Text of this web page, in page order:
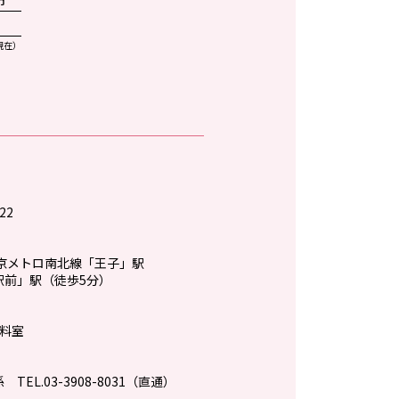
）
メトロ南北線「王子」駅
」駅（徒歩5分）
室
TEL.03-3908-8031（直通）